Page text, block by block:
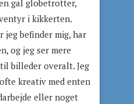
gal globetrotter,
i kikkerten.
befinder mig, har
og jeg ser mere
billeder overalt. Jeg
kreativ med enten
eller noget